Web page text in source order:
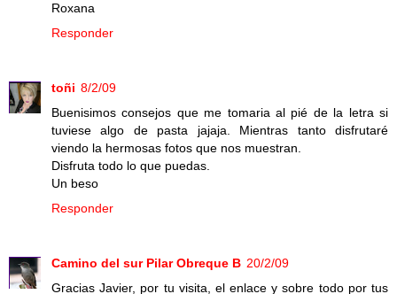
Roxana
Responder
toñi 8/2/09
Buenisimos consejos que me tomaria al pié de la letra si
tuviese algo de pasta jajaja. Mientras tanto disfrutaré
viendo la hermosas fotos que nos muestran.
Disfruta todo lo que puedas.
Un beso
Responder
Camino del sur Pilar Obreque B 20/2/09
Gracias Javier, por tu visita, el enlace y sobre todo por tus